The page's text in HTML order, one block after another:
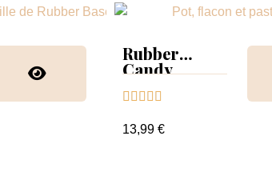
Rubber
Candy
    
13,99 €